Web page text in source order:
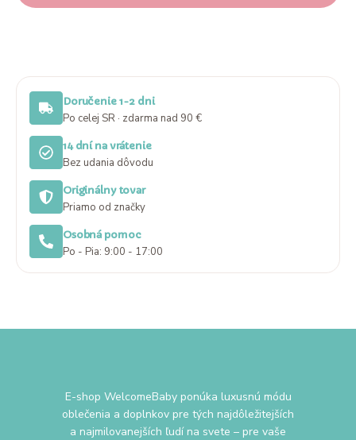
Doručenie 1-2 dni
Po celej SR · zdarma nad 90 €
14 dní na vrátenie
Bez udania dôvodu
Originálny tovar
Priamo od značky
Osobná pomoc
Po - Pia: 9:00 - 17:00
E-shop WelcomeBaby ponúka luxusnú módu
oblečenia a doplnkov pre tých najdôležitejších
a najmilovanejších ľudí na svete – pre vaše